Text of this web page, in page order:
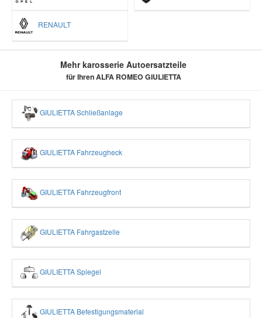
RENAULT
Mehr karosserie Autoersatzteile
für Ihren ALFA ROMEO GIULIETTA
GIULIETTA Schließanlage
GIULIETTA Fahrzeugheck
GIULIETTA Fahrzeugfront
GIULIETTA Fahrgastzelle
GIULIETTA Spiegel
GIULIETTA Befestigungsmaterial